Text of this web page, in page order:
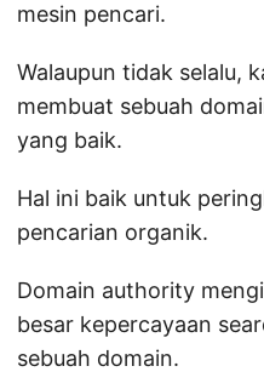
mesin pencari.
Walaupun tidak selalu,
membuat sebuah
yang baik.
Hal ini baik untuk
pencarian organik.
Domain authority
besar kepercayaan
sebuah domain.